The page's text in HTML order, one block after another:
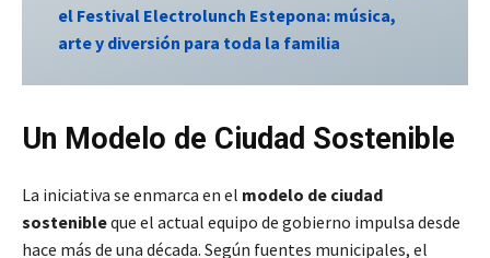
el Festival Electrolunch Estepona: música,
arte y diversión para toda la familia
Un Modelo de Ciudad Sostenible
La iniciativa se enmarca en el modelo de ciudad
sostenibleque el actual equipo de gobierno impulsa desde
hace más de una década. Según fuentes municipales, el